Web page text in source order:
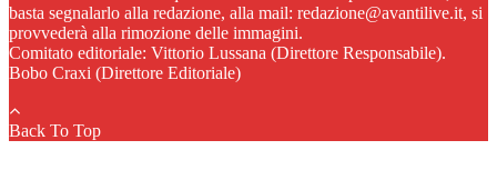
basta segnalarlo alla redazione, alla mail: redazione@avantilive.it, si
provvederà alla rimozione delle immagini.
Comitato editoriale: Vittorio Lussana (Direttore Responsabile).
Bobo Craxi (Direttore Editoriale)
Back To Top